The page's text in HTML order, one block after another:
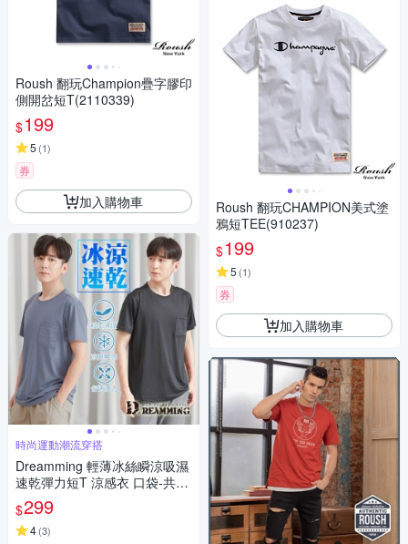
Roush 翻玩Champion疊字膠印
側開岔短T(2110339)
$199
5 (1)
券
加入購物車
時尚運動潮流穿搭
Dreamming 輕薄冰絲瞬涼吸濕
速乾彈力短T 涼感衣 口袋-共六
色
$299
4(3)
Roush 翻玩CHAMPION美式塗
鴉短TEE(910237)
$199
5 (1)
券
加入購物車